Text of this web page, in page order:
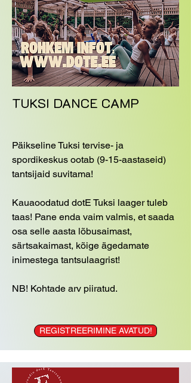
TUKSI DANCE CAMP
Päikseline Tuksi tervise- ja
spordikeskus ootab (9-15-aastaseid)
tantsijaid suvitama!
Kauaoodatud dotE Tuksi laager tuleb
taas! Pane enda vaim valmis, et saada
osa selle aasta lõbusaimast,
särtsakaimast, kõige ägedamate
inimestega tantsulaagrist!
NB! Kohtade arv piiratud.
REGISTREERIMINE AVATUD!